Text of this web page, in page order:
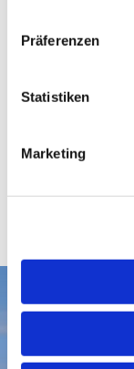
Präferenzen
Statistiken
Marketing
Aktuelles